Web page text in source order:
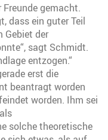
gemacht.
dass ein guter Teil
Gebiet der
sagt Schmidt.
entzogen.“
erst die
beantragt worden
worden. Ihm sei
solche theoretische